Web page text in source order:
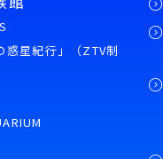
惑星紀行」（ZTV制